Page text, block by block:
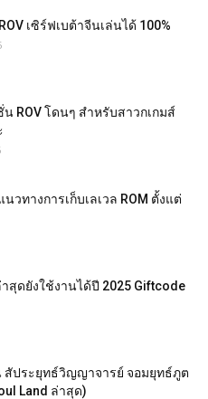
เซิร์ฟเบต้าจีนเล่นได้ 100%
ROV โดนๆ สำหรับสาวกเกมส์
นวทางการเก็บเลเวล ROM ตั้งแต่
าสุดยังใช้งานได้ปี 2025 Giftcode
สัประยุทธ์วิญญาจารย์ จอมยุทธ์ภูต
Land ล่าสุด)